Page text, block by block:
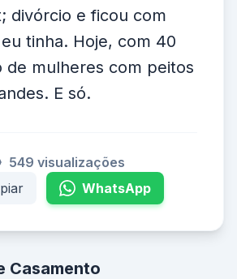
divórcio e ficou com
tinha. Hoje, com 40
de mulheres com peitos
E só.
549 visualizações
WhatsApp
Casamento